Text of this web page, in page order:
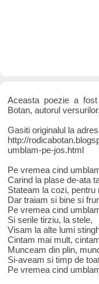
Aceasta poezie a
Botan, autorul versurilor.
Gasiti originalul la
http://
umblam-pe-jos.html
Pe vremea cind
Carind la plase de-ata
Stateam la cozi, pentru
Dar traiam si bine si
Pe vremea cind
Si serile tirziu, la stele,
Visam la alte lumi
Cintam mai mult,
Munceam din plin,
Si-aveam si timp de
Pe vremea cind